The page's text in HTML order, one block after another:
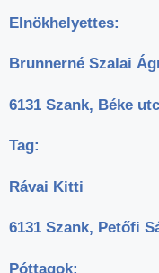
Elnökhelyettes:
Brunnerné Szalai
6131 Szank, Béke
Tag:
Rávai Kitti
6131 Szank, Petőfi
Póttagok: